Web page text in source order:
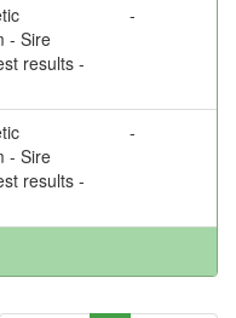
- Sire
results -
-
- Sire
results -
-